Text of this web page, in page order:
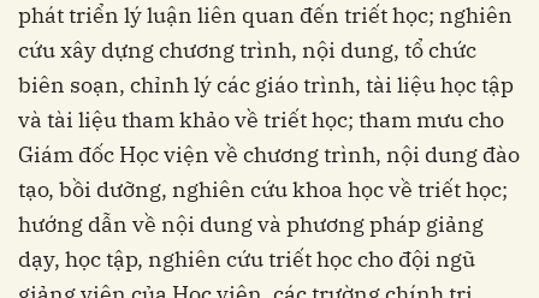
phát triển lý luận liên quan đến triết học; nghiên
cứu xây dựng chương trình, nội dung, tổ chức
biên soạn, chỉnh lý các giáo trình, tài liệu học tập
và tài liệu tham khảo về triết học; tham mưu cho
Giám đốc Học viện về chương trình, nội dung đào
tạo, bồi dưỡng, nghiên cứu khoa học về triết học;
hướng dẫn về nội dung và phương pháp giảng
dạy, học tập, nghiên cứu triết học cho đội ngũ